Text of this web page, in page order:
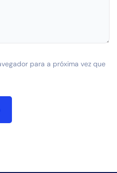
para a próxima vez que